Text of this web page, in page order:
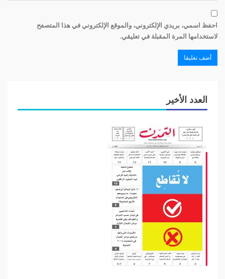
هنا يمكنني الإجابة على السؤال من الناحية العددية وليس من
باب التبصير أو التنظير!
الديمقراطي» و52 شيخاً من «الحزب الجمهوري» – أي حزب
الرئيس «ترامب» – حيث من البديهي القول بأن عزل «ترامب»
لن يُعزل بل سيزداد قوة!
«ترامب» لن يُعزل لأن نصاب التصويت على الحكم بإدانته لن
يتأمن، ومثل هذه المحاكمة ونتيجتها المعروفة من الآن – إلاّ اذا
غيَّر الله ما بقوم ….. – ستُعطي «ترامب» المزيد من القوة
والتأييد في معركته لولاية ثانية.
خاصة لجهة عدم وجود منافس قوي من «الحزب الديمقراطي»
احفظ اسمي، بريدي الإلكتروني، والموقع الإلكتروني في هذا المتصفح
لاستخدامها المرة المقبلة في تعليقي.
العدد الأخير